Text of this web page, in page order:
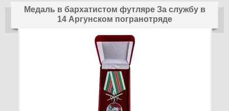
Медаль в бархатистом футляре За службу в
14 Аргунском погранотряде